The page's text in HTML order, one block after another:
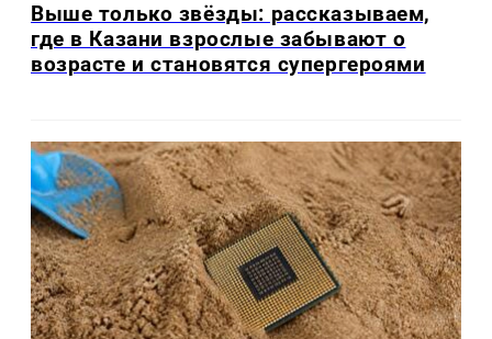
Выше только звёзды: рассказываем,
где в Казани взрослые забывают о
возрасте и становятся супергероями